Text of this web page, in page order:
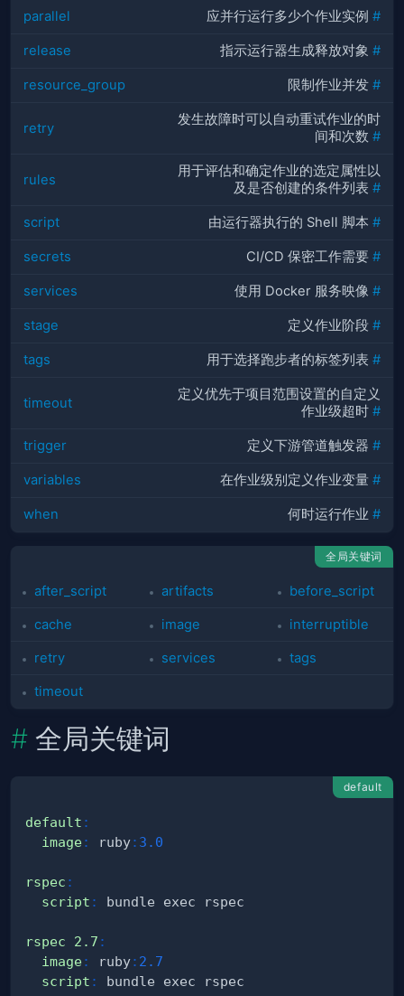
parallel 应并行运行多少个作业实例 #
release 指示运行器生成释放对象 #
resource_group 限制作业并发 #
retry
发生故障时可以自动重试作业的时
间和次数 #
rules
用于评估和确定作业的选定属性以
及是否创建的条件列表 #
script 由运行器执行的 Shell 脚本 #
secrets CI/CD 保密工作需要 #
services 使用 Docker 服务映像 #
stage 定义作业阶段 #
tags 用于选择跑步者的标签列表 #
timeout
定义优先于项目范围设置的自定义
作业级超时 #
trigger 定义下游管道触发器 #
variables 在作业级别定义作业变量 #
when 何时运行作业 #
全局关键词
after_script artifacts before_script
cache image interruptible
retry services tags
timeout
全局关键词
default
default :
image: ruby: 3.0
rspec :
script :
rspec 2.7 :
image: ruby: 2.7
script :